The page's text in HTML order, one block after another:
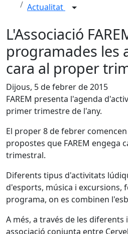
Actualitat
L'Associació
programades les
cara al proper
Dijous, 5 de febrer de 2015
FAREM presenta l'agenda
primer trimestre de l'any.
El proper 8 de febrer
propostes que FAREM engega
trimestral.
Diferents tipus d'activitats
d'esports, música i excursions,
programa, on es combinen
A més, a través de les diferents
associació conjunta entre